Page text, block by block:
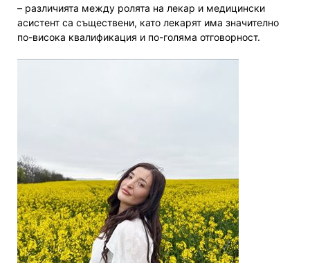
– различията между ролята на лекар и медицински
асистент са съществени, като лекарят има значително
по-висока квалификация и по-голяма отговорност.